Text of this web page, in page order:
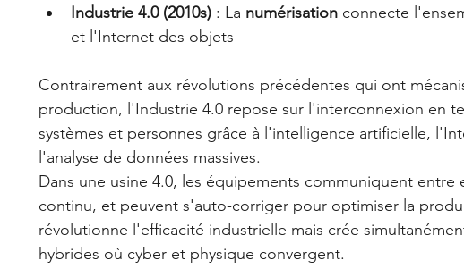
Industrie 4.0 (2010s) : La numérisation connecte
et l'Internet des objets
Contrairement aux révolutions précédentes qui ont
production, l'Industrie 4.0 repose sur l'interconnexion en
systèmes et personnes grâce à l'intelligence artificielle,
l'analyse de données massives.
Dans une usine 4.0, les équipements communiquent
continu, et peuvent s'auto-corriger pour optimiser la
révolutionne l'efficacité industrielle mais crée
hybrides où cyber et physique convergent.